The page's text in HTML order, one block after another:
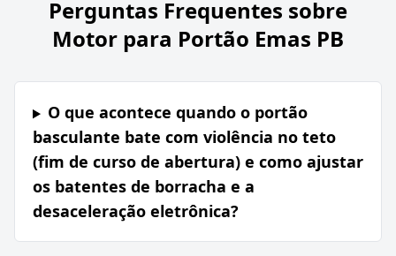
Perguntas Frequentes sobre
Motor para Portão Emas PB
O que acontece quando o portão
basculante bate com violência no teto
(fim de curso de abertura) e como ajustar
os batentes de borracha e a
desaceleração eletrônica?